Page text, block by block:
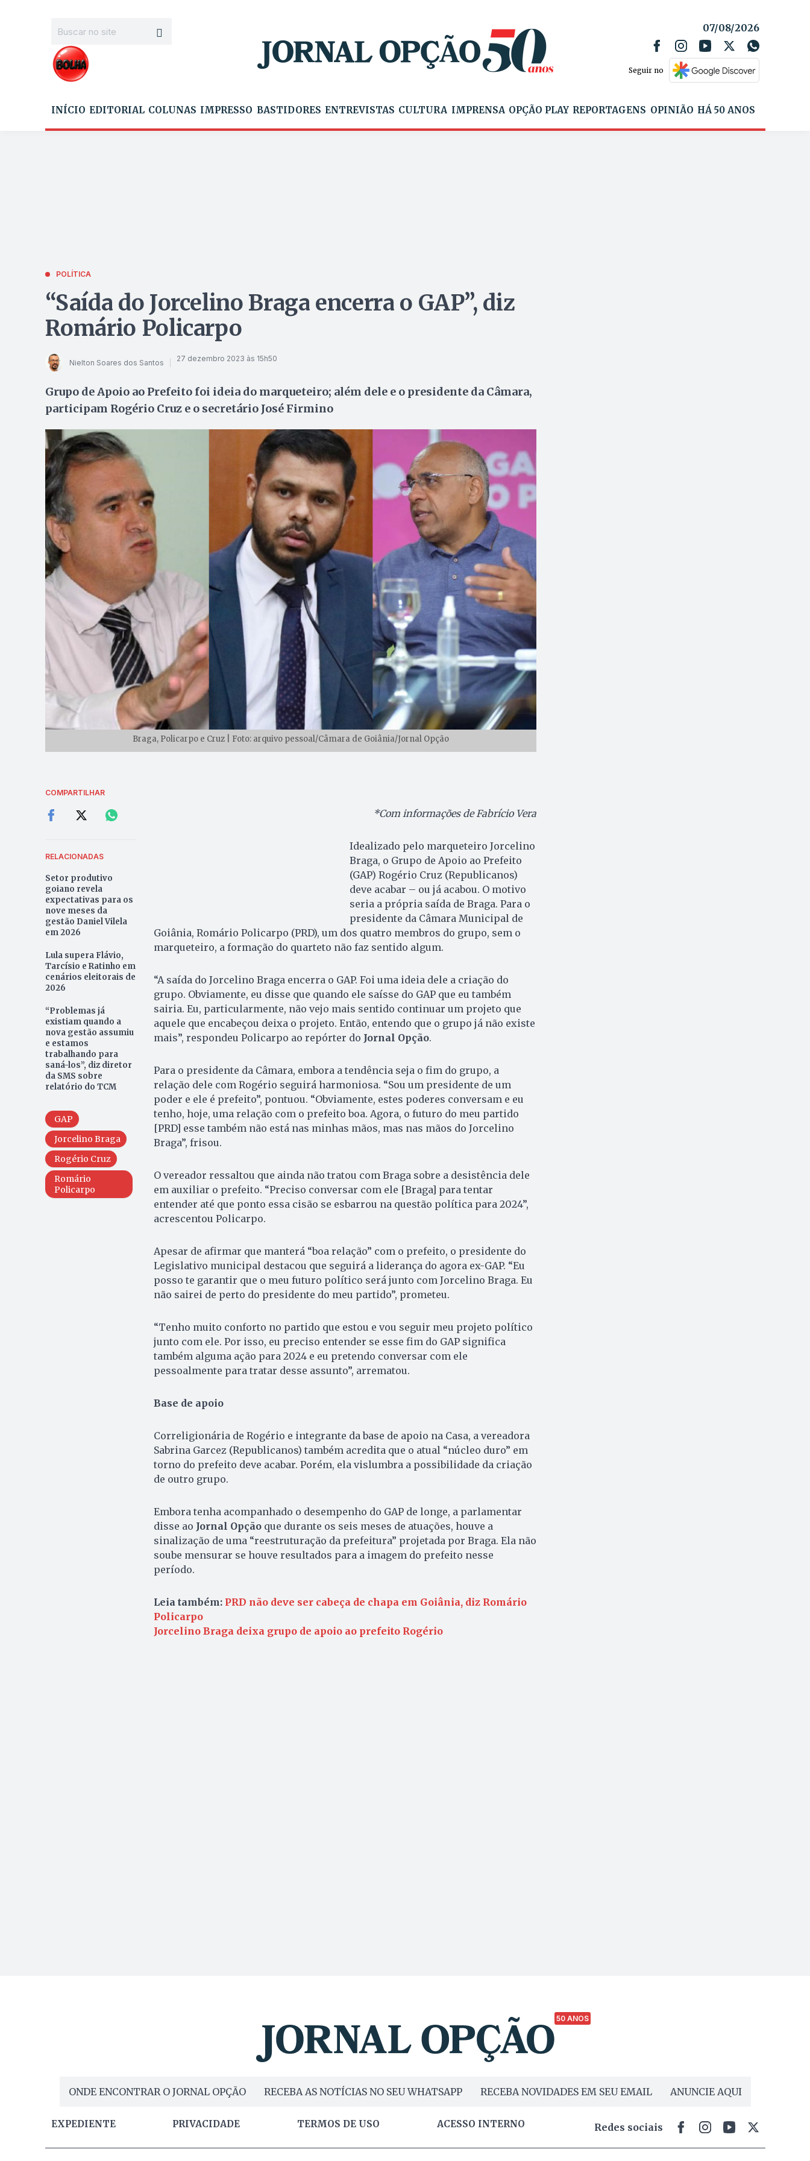
07/08/2026
Seguir no
INÍCIO EDITORIAL COLUNAS IMPRESSO BASTIDORES ENTREVISTAS CULTURA IMPRENSA OPÇÃO PLAY REPORTAGENS OPINIÃO HÁ 50 ANOS
POLÍTICA
“Saída do Jorcelino Braga encerra o GAP”, diz
Romário Policarpo
Nielton Soares dos Santos 27 dezembro 2023 às 15h50
Grupo de Apoio ao Prefeito foi ideia do marqueteiro; além dele e o presidente da Câmara,
participam Rogério Cruz e o secretário José Firmino
Braga, Policarpo e Cruz | Foto: arquivo pessoal/Câmara de Goiânia/Jornal Opção
COMPARTILHAR
RELACIONADAS
Setor produtivo
goiano revela
expectativas para os
nove meses da
gestão Daniel Vilela
em 2026
Lula supera Flávio,
Tarcísio e Ratinho em
cenários eleitorais de
2026
“Problemas já
existiam quando a
nova gestão assumiu
e estamos
trabalhando para
saná-los”, diz diretor
da SMS sobre
relatório do TCM
GAP
Jorcelino Braga
Rogério Cruz
Romário
Policarpo
*Com informações de Fabrício Vera
Idealizado pelo marqueteiro Jorcelino
Braga, o Grupo de Apoio ao Prefeito
(GAP) Rogério Cruz (Republicanos)
deve acabar – ou já acabou. O motivo
seria a própria saída de Braga. Para o
presidente da Câmara Municipal de
Goiânia, Romário Policarpo (PRD), um dos quatro membros do grupo, sem o
marqueteiro, a formação do quarteto não faz sentido algum.
“A saída do Jorcelino Braga encerra o GAP. Foi uma ideia dele a criação do
grupo. Obviamente, eu disse que quando ele saísse do GAP que eu também
sairia. Eu, particularmente, não vejo mais sentido continuar um projeto que
aquele que encabeçou deixa o projeto. Então, entendo que o grupo já não existe
mais”, respondeu Policarpo ao repórter do Jornal Opção.
Para o presidente da Câmara, embora a tendência seja o fim do grupo, a
relação dele com Rogério seguirá harmoniosa. “Sou um presidente de um
poder e ele é prefeito”, pontuou. “Obviamente, estes poderes conversam e eu
tenho, hoje, uma relação com o prefeito boa. Agora, o futuro do meu partido
[PRD] esse também não está nas minhas mãos, mas nas mãos do Jorcelino
Braga”, frisou.
O vereador ressaltou que ainda não tratou com Braga sobre a desistência dele
em auxiliar o prefeito. “Preciso conversar com ele [Braga] para tentar
entender até que ponto essa cisão se esbarrou na questão política para 2024”,
acrescentou Policarpo.
Apesar de afirmar que manterá “boa relação” com o prefeito, o presidente do
Legislativo municipal destacou que seguirá a liderança do agora ex-GAP. “Eu
posso te garantir que o meu futuro político será junto com Jorcelino Braga. Eu
não sairei de perto do presidente do meu partido”, prometeu.
“Tenho muito conforto no partido que estou e vou seguir meu projeto político
junto com ele. Por isso, eu preciso entender se esse fim do GAP significa
também alguma ação para 2024 e eu pretendo conversar com ele
pessoalmente para tratar desse assunto”, arrematou.
Base de apoio
Correligionária de Rogério e integrante da base de apoio na Casa, a vereadora
Sabrina Garcez (Republicanos) também acredita que o atual “núcleo duro” em
torno do prefeito deve acabar. Porém, ela vislumbra a possibilidade da criação
de outro grupo.
Embora tenha acompanhado o desempenho do GAP de longe, a parlamentar
disse ao Jornal Opçãoque durante os seis meses de atuações, houve a
sinalização de uma “reestruturação da prefeitura” projetada por Braga. Ela não
soube mensurar se houve resultados para a imagem do prefeito nesse
período.
Leia também: PRD não deve ser cabeça de chapa em Goiânia, diz Romário
Policarpo
Jorcelino Braga deixa grupo de apoio ao prefeito Rogério
50 ANOS
ONDE ENCONTRAR O JORNAL OPÇÃO RECEBA AS NOTÍCIAS NO SEU WHATSAPP RECEBA NOVIDADES EM SEU EMAIL ANUNCIE AQUI
EXPEDIENTE PRIVACIDADE TERMOS DE USO ACESSO INTERNO Redes sociais